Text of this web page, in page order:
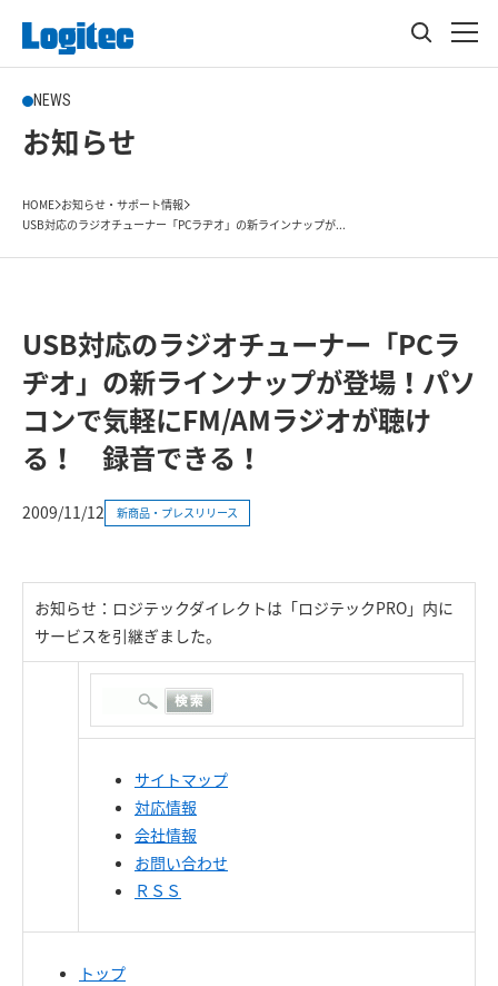
NEWS
お知らせ
HOME お知らせ・サポート情報
USB対応のラジオチューナー「PCラヂオ」の新ラインナップが...
USB対応のラジオチューナー「PCラ
ヂオ」の新ラインナップが登場！パソ
コンで気軽にFM/AMラジオが聴け
る！ 録音できる！
2009/11/12 新商品・プレスリリース
お知らせ：ロジテックダイレクトは「ロジテックPRO」内に
サービスを引継ぎました。
サイトマップ
対応情報
会社情報
お問い合わせ
ＲＳＳ
トップ